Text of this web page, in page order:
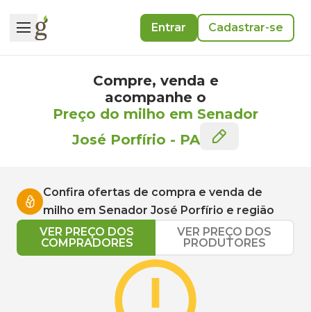
Entrar Cadastrar-se
Compre, venda e
acompanhe o
Preço do milho em Senador
José Porfírio - PA
Confira ofertas de compra e venda de
milho em Senador José Porfírio e região
VER PREÇO DOS
COMPRADORES
VER PREÇO DOS
PRODUTORES